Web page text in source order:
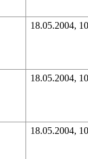
18.05.2004,
18.05.2004,
18.05.2004,